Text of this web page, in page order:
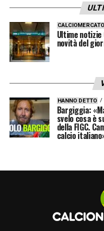
CALCIOMERCATO
Ultime
novità del
HANNO DETTO
Bargiggia:
svelo cosa è
della FIGC.
calcio